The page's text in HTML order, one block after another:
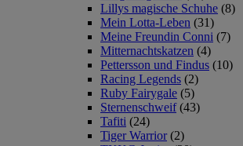
Lillys magische Schuhe (8)
Mein Lotta-Leben (31)
Meine Freundin Conni (7)
Mitternachtskatzen (4)
Pettersson und Findus (10)
Racing Legends (2)
Ruby Fairygale (5)
Sternenschweif (43)
Tafiti (24)
Tiger Warrior (2)